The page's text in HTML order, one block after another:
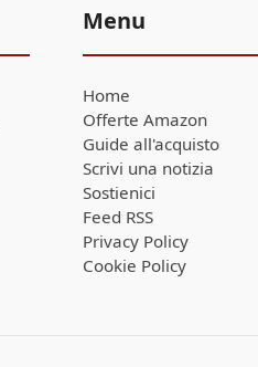
Menu
Home
Offerte Amazon
Guide all'acquisto
Scrivi una notizia
Sostienici
Feed RSS
Privacy Policy
Cookie Policy